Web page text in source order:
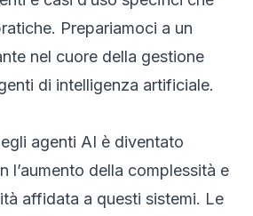
Prepariamoci a un
nel cuore della gestione
di intelligenza artificiale.
agenti AI è diventato
l’aumento della complessità e
affidata a questi sistemi. Le